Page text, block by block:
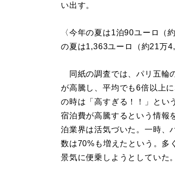
い出す。
〈今年の夏は1泊90ユーロ（
の夏は1,363ユーロ（約21万
同紙の調査では、パリ五輪
が高騰し、平均でも6倍以上
の時は「高すぎる！！」とい
宿泊費が高騰するという情報
泊業界は活気づいた。一時、
数は70%も増えたという。多
景気に便乗しようとしていた。